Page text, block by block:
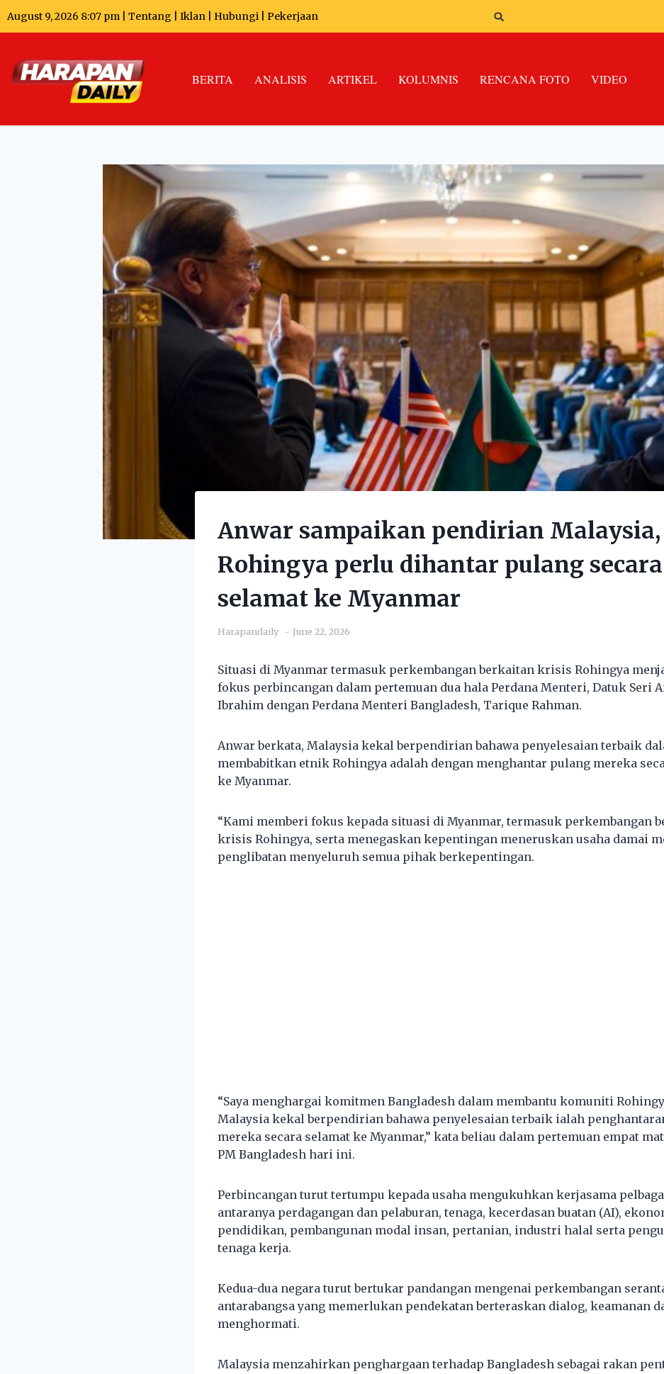
August 9, 2026 8:07 pm | Tentang Iklan Hubungi Pekerjaan
BERITA ANALISIS ARTIKEL KOLUMNIS RENCANA FOTO VIDEO
Anwar sampaikan pendirian Malaysia,
Rohingya perlu dihantar pulang secara
selamat ke Myanmar
Harapandaily June 22, 2026
Situasi di Myanmar termasuk perkembangan berkaitan krisis Rohingya
fokus perbincangan dalam pertemuan dua hala Perdana Menteri, Datuk Seri
Ibrahim dengan Perdana Menteri Bangladesh, Tarique Rahman.
Anwar berkata, Malaysia kekal berpendirian bahawa penyelesaian terbaik
membabitkan etnik Rohingya adalah dengan menghantar pulang mereka
ke Myanmar.
“Kami memberi fokus kepada situasi di Myanmar, termasuk perkembangan
krisis Rohingya, serta menegaskan kepentingan meneruskan usaha damai
penglibatan menyeluruh semua pihak berkepentingan.
“Saya menghargai komitmen Bangladesh dalam membantu komuniti
Malaysia kekal berpendirian bahawa penyelesaian terbaik ialah
mereka secara selamat ke Myanmar,” kata beliau dalam pertemuan empat
PM Bangladesh hari ini.
Perbincangan turut tertumpu kepada usaha mengukuhkan kerjasama
antaranya perdagangan dan pelaburan, tenaga, kecerdasan buatan (AI),
pendidikan, pembangunan modal insan, pertanian, industri halal serta
tenaga kerja.
Kedua-dua negara turut bertukar pandangan mengenai perkembangan
antarabangsa yang memerlukan pendekatan berteraskan dialog, keamanan
menghormati.
Malaysia menzahirkan penghargaan terhadap Bangladesh sebagai rakan